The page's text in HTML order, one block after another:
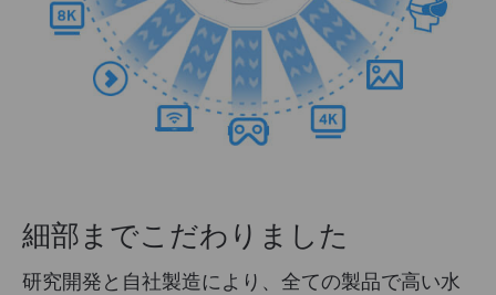
細部までこだわりました
研究開発と自社製造により、全ての製品で高い水